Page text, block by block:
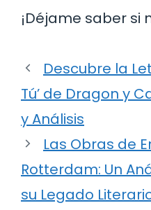
¡Déjame saber si
Descubre la
Tú’ de Dragon y
y Análisis
Las Obras de
Rotterdam: Un
su Legado